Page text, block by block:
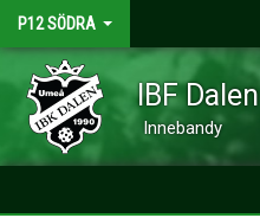
P12 SÖDRA
IBF Dalen
Innebandy